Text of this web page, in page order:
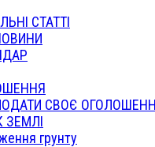
СТАТТІ
СВОЄ
ЗЕМЛІ
грунту